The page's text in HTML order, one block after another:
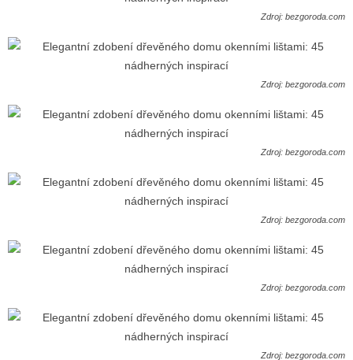
Zdroj: bezgoroda.com
Zdroj: bezgoroda.com
Zdroj: bezgoroda.com
Zdroj: bezgoroda.com
Zdroj: bezgoroda.com
Zdroj: bezgoroda.com